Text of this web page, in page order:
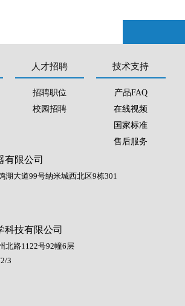
人才招聘
招聘职位
校园招聘
技术支持
产品FAQ
在线视频
国家标准
售后服务
有限公司
湖大道99号纳米城西北区9栋301
科技有限公司
北路1122号92幢6层
3